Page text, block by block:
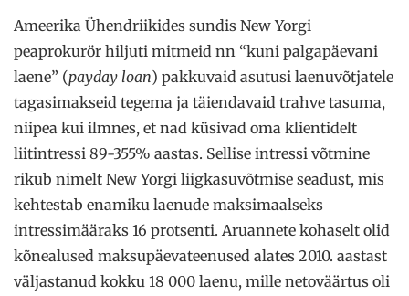
Ameerika Ühendriikides sundis New Yorgi
peaprokurör hiljuti mitmeid nn “kuni palgapäevani
laene” (payday loan) pakkuvaid asutusi laenuvõtjatele
tagasimakseid tegema ja täiendavaid trahve tasuma,
niipea kui ilmnes, et nad küsivad oma klientidelt
liitintressi 89-355% aastas. Sellise intressi võtmine
rikub nimelt New Yorgi liigkasuvõtmise seadust, mis
kehtestab enamiku laenude maksimaalseks
intressimääraks 16 protsenti. Aruannete kohaselt olid
kõnealused maksupäevateenused alates 2010. aastast
väljastanud kokku 18 000 laenu, mille netoväärtus oli